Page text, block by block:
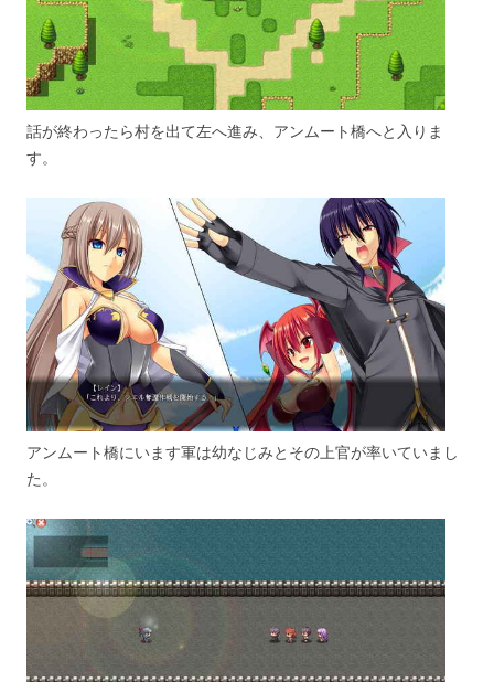
話が終わったら村を出て左へ進み、アンムート橋へと入りま
す。
アンムート橋にいます軍は幼なじみとその上官が率いていまし
た。